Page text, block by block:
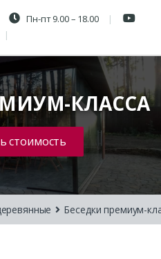
Пн-пт 9.00 – 18.00
КЛАССА
стоимость
Беседки премиум-